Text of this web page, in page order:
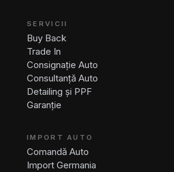
SERVICII
Buy Back
Trade In
Consignație Auto
Consultanță Auto
Detailing și PPF
Garanție
IMPORT AUTO
Comandă Auto
Import Germania